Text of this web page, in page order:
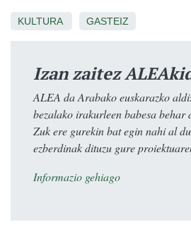
KULTURA GASTEIZ
Izan zaitez
ALEA da Arabako euskarazko
bezalako irakurleen babesa behar
Zuk ere gurekin bat egin nahi al
ezberdinak dituzu gure
Informazio gehiago